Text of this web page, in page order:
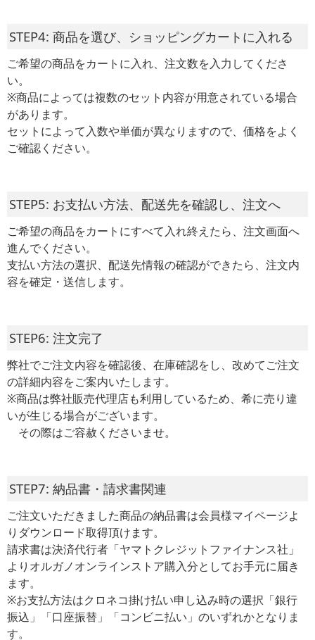
STEP4: 商品を選び、ショッピングカートに入れる
ご希望の商品をカートに入れ、注文数を入力してくださ
い。
※商品によっては複数のセット内容が用意されている場合
があります。
セットによって入数や単価が異なりますので、価格をよく
ご確認ください。
STEP5: お支払い方法、配送先を確認し、注文へ
ご希望の商品をカートにすべて入れ終えたら、注文画面へ
進んでください。
支払い方法の選択、配送先情報の確認ができたら、注文内
容を確定・送信します。
STEP6: 注文完了
弊社でご注文内容を確認後、在庫確認をし、改めてご注文
の詳細内容をご案内いたします。
※商品は弊社販売代理店も利用しているため、希に売り違
いが生じる場合がございます。
その際はご容赦くださいませ。
STEP7: 納品書・請求書関連
ご注文いただきました商品の納品書は会員様マイページよ
りダウンロード取得頂けます。
請求書は決済代行者「ヤマトクレジットファイナンス社」
よりオルガノオンラインストア購入分としてお手元に届き
ます。
※お支払方法はクロネコ掛け払い申し込み時の選択「銀行
振込」「口座振替」「コンビニ払い」のいずれかとなりま
す。